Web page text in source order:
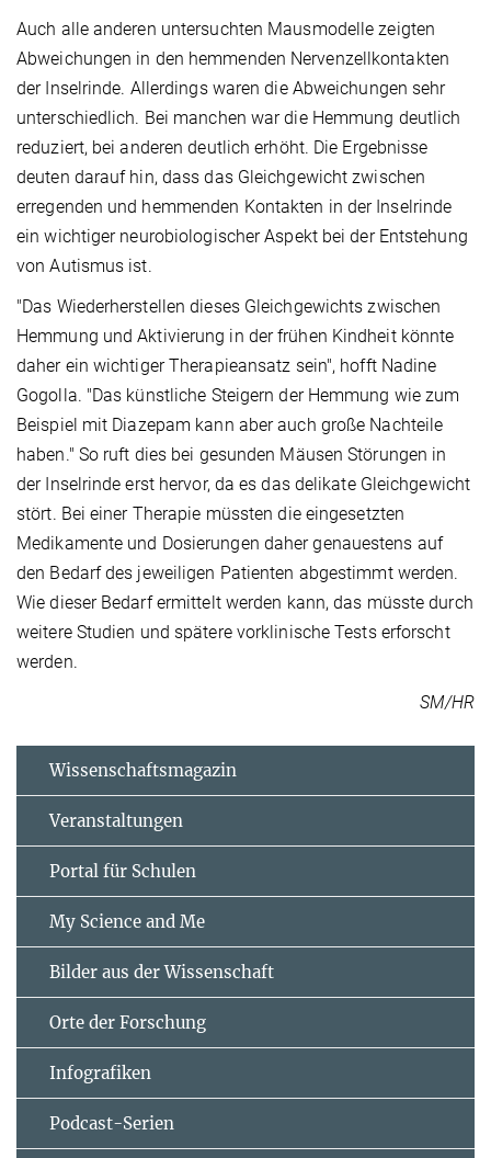
Auch alle anderen untersuchten Mausmodelle zeigten
Abweichungen in den hemmenden Nervenzellkontakten
der Inselrinde. Allerdings waren die Abweichungen sehr
unterschiedlich. Bei manchen war die Hemmung deutlich
reduziert, bei anderen deutlich erhöht. Die Ergebnisse
deuten darauf hin, dass das Gleichgewicht zwischen
erregenden und hemmenden Kontakten in der Inselrinde
ein wichtiger neurobiologischer Aspekt bei der Entstehung
von Autismus ist.
"Das Wiederherstellen dieses Gleichgewichts zwischen
Hemmung und Aktivierung in der frühen Kindheit könnte
daher ein wichtiger Therapieansatz sein", hofft Nadine
Gogolla. "Das künstliche Steigern der Hemmung wie zum
Beispiel mit Diazepam kann aber auch große Nachteile
haben." So ruft dies bei gesunden Mäusen Störungen in
der Inselrinde erst hervor, da es das delikate Gleichgewicht
stört. Bei einer Therapie müssten die eingesetzten
Medikamente und Dosierungen daher genauestens auf
den Bedarf des jeweiligen Patienten abgestimmt werden.
Wie dieser Bedarf ermittelt werden kann, das müsste durch
weitere Studien und spätere vorklinische Tests erforscht
werden.
SM/HR
Wissenschaftsmagazin
Veranstaltungen
Portal für Schulen
My Science and Me
Bilder aus der Wissenschaft
Orte der Forschung
Infografiken
Podcast-Serien